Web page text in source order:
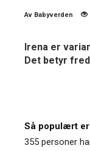
Av Babyverden
Irena er
Det betyr
Så populært er
355 personer